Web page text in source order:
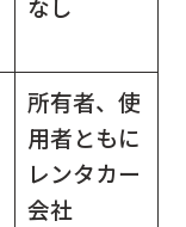
なし
所有者、使
用者ともに
レンタカー
会社